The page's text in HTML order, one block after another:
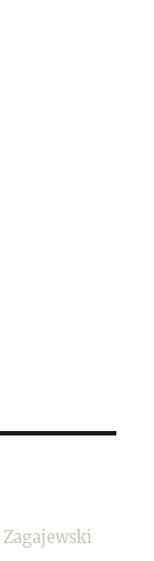
Zagajewski